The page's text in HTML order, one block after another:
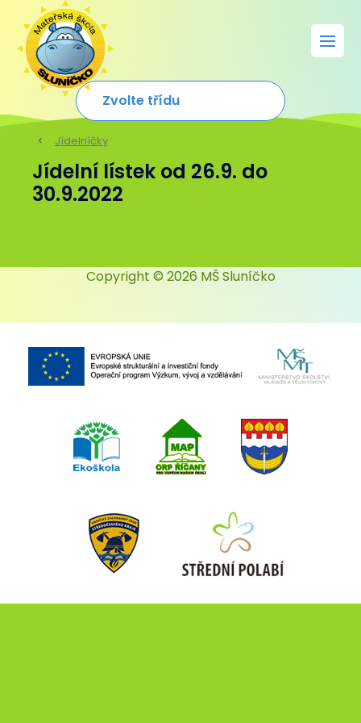
Jídelníčky
Jídelní lístek od 26.9. do
30.9.2022
Copyright © 2026 MŠ Sluníčko